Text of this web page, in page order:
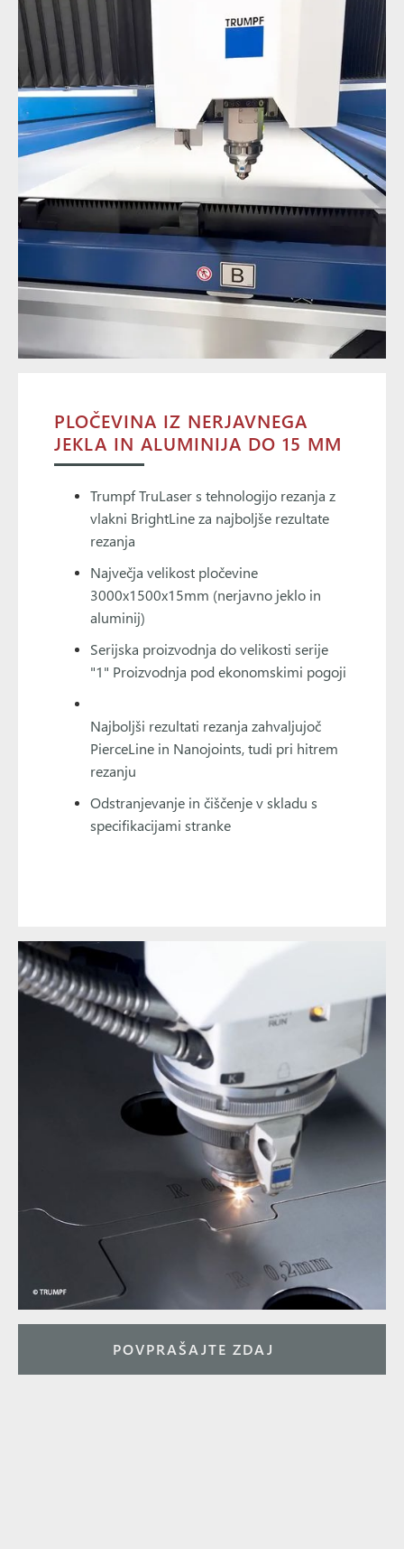
POVPRAŠAJTE ZDAJ
PLOČEVINA IZ NERJAVNEGA
JEKLA IN ALUMINIJA DO 15 MM
Trumpf TruLaser s tehnologijo rezanja z
vlakni BrightLine za najboljše rezultate
rezanja
Največja velikost pločevine
3000x1500x15mm (nerjavno jeklo in
aluminij)
Serijska proizvodnja do velikosti serije
"1" Proizvodnja pod ekonomskimi pogoji
Najboljši rezultati rezanja zahvaljujoč
PierceLine in Nanojoints, tudi pri hitrem
rezanju
Odstranjevanje in čiščenje v skladu s
specifikacijami stranke